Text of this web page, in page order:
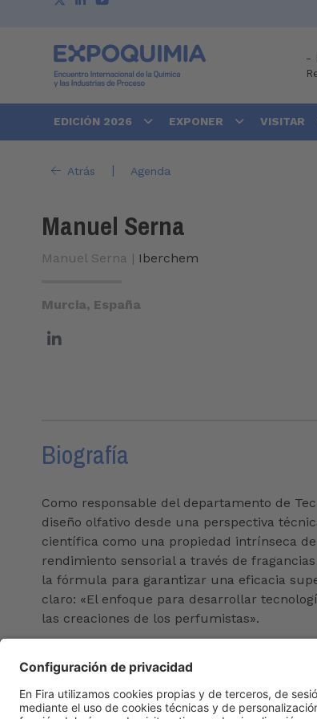
-
EDICIÓN 2026 EXPONER VISITAR
Atrás | Agenda
Manuel Serna
Manuel Serna | Iberchem
Murcia, España
Biografía
Como responsable del departamento de
diseño olfativo desde una perspectiva
científica como una propiedad intrínseca
rendimiento sensorial a través de
la fórmula para garantizar una eficacia
claro: «El enfoque para desarrollar
las creaciones de los perfumistas».